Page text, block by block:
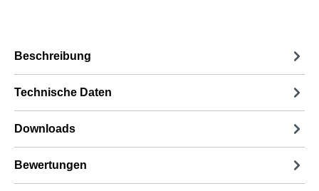
Beschreibung
Technische Daten
Downloads
Bewertungen